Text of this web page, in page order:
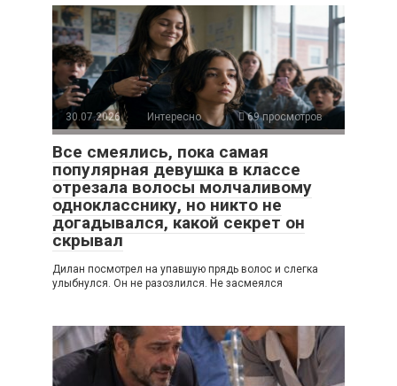
30.07.2026 Интересно 69 просмотров
Все смеялись, пока самая
популярная девушка в классе
отрезала волосы молчаливому
однокласснику, но никто не
догадывался, какой секрет он
скрывал
Дилан посмотрел на упавшую прядь волос и слегка
улыбнулся. Он не разозлился. Не засмеялся